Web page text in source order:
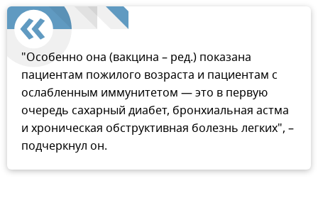
"Особенно она (вакцина – ред.) показана
пациентам пожилого возраста и пациентам с
ослабленным иммунитетом — это в первую
очередь сахарный диабет, бронхиальная астма
и хроническая обструктивная болезнь легких", –
подчеркнул он.